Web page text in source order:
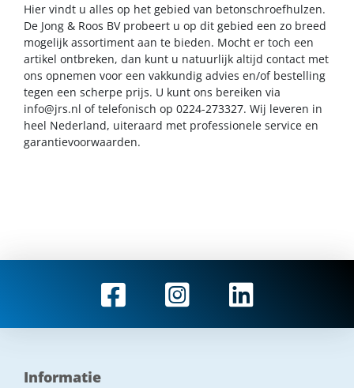
Hier vindt u alles op het gebied van betonschroefhulzen.
De Jong & Roos BV probeert u op dit gebied een zo breed
mogelijk assortiment aan te bieden. Mocht er toch een
artikel ontbreken, dan kunt u natuurlijk altijd contact met
ons opnemen voor een vakkundig advies en/of bestelling
tegen een scherpe prijs. U kunt ons bereiken via
info@jrs.nl of telefonisch op 0224-273327. Wij leveren in
heel Nederland, uiteraard met professionele service en
garantievoorwaarden.
Informatie